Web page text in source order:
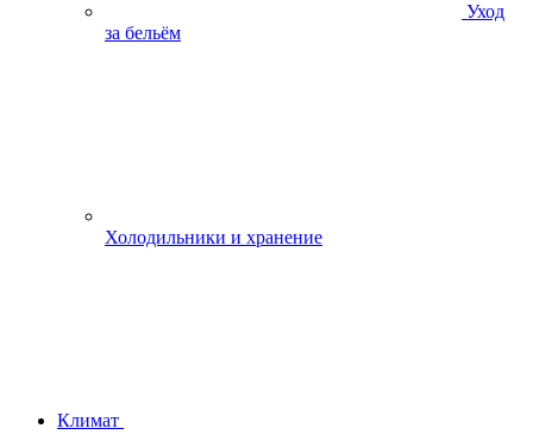
Уход
за бельём
Холодильники и хранение
Климат